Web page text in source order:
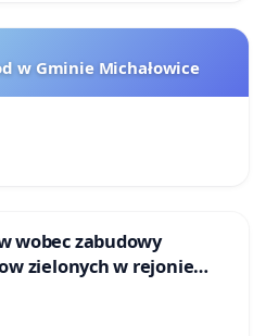
w Gminie Michałowice
wobec zabudowy
zielonych w rejonie
w Bielsku-Białej